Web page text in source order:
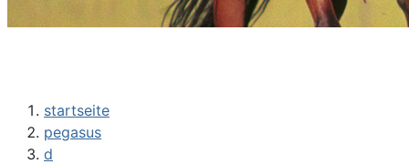
startseite
pegasus
d